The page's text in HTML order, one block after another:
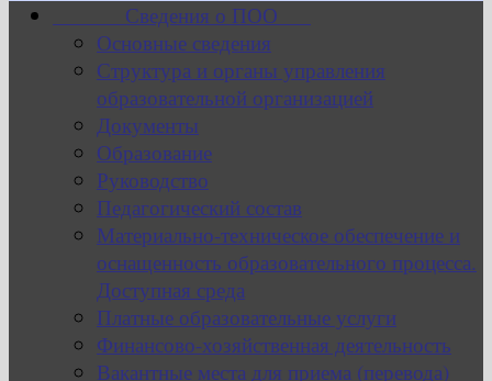
Сведения о ПОО
Основные сведения
Структура и органы управления
образовательной организацией
Документы
Образование
Руководство
Педагогический состав
Материально-техническое обеспечение и
оснащенность образовательного процесса.
Доступная среда
Платные образовательные услуги
Финансово-хозяйственная деятельность
Вакантные места для приема (перевода)